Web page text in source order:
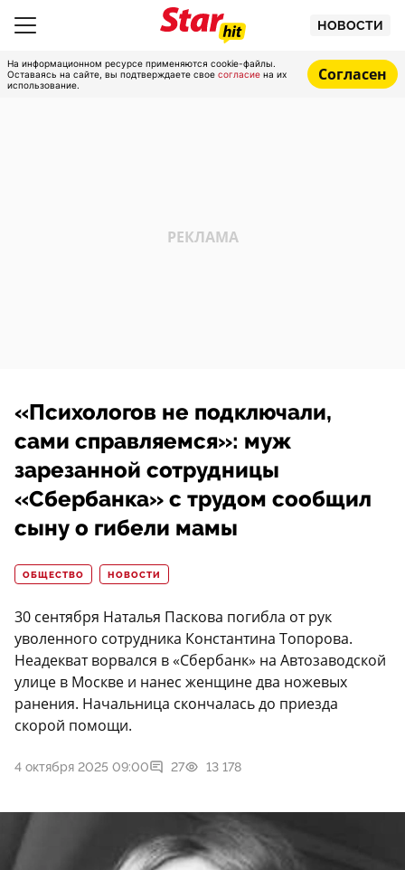
НОВОСТИ
На информационном ресурсе применяются cookie-файлы.
Оставаясь на сайте, вы подтверждаете свое согласие на их
использование.
Согласен
«Психологов не подключали,
сами справляемся»: муж
зарезанной сотрудницы
«Сбербанка» с трудом сообщил
сыну о гибели мамы
ОБЩЕСТВО НОВОСТИ
30 сентября Наталья Паскова погибла от рук
уволенного сотрудника Константина Топорова.
Неадекват ворвался в «Сбербанк» на Автозаводской
улице в Москве и нанес женщине два ножевых
ранения. Начальница скончалась до приезда
скорой помощи.
4 октября 2025 09:00 27 13 178